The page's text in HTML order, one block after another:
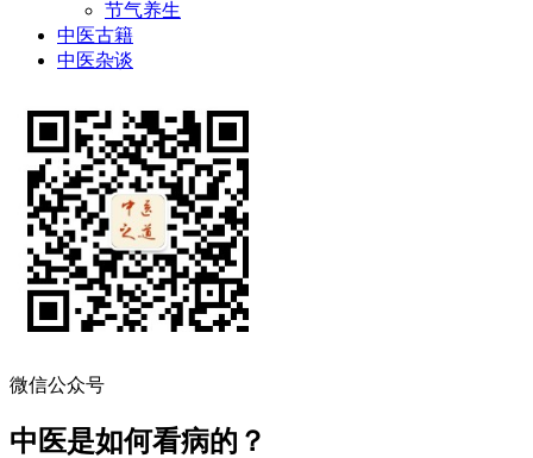
节气养生
中医古籍
中医杂谈
微信公众号
中医是如何看病的？